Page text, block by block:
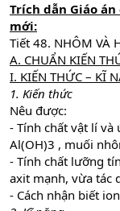
Trích dẫn Giáo
mới:
Tiết 48. NHÔM VÀ
A. CHUẨN KIẾN
I. KIẾN THỨC – KĨ
1. Kiến thức
Nêu được:
- Tính chất vật lí và
Al(OH)3 , muối
- Tính chất lưỡng
axit mạnh, vừa tác
- Cách nhận biết